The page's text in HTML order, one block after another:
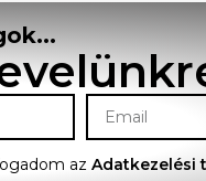
azAdatkezelési